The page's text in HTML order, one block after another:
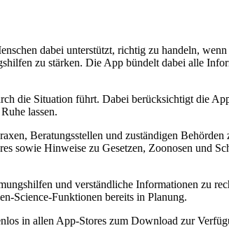
dabei unterstützt, richtig zu handeln,
zu stärken. Die App bündelt dabei alle
die Situation führt. Dabei berücksichtigt die
lassen.
Beratungsstellen und zuständigen Behörden
sowie Hinweise zu Gesetzen, Zoonosen und
und verständliche Informationen zu
Science-Funktionen bereits in Planung.
in allen App-Stores zum Download zur